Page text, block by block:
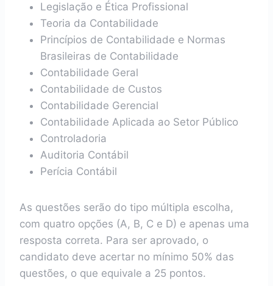
Legislação e Ética Profissional
Teoria da Contabilidade
Princípios de Contabilidade e Normas
Brasileiras de Contabilidade
Contabilidade Geral
Contabilidade de Custos
Contabilidade Gerencial
Contabilidade Aplicada ao Setor Público
Controladoria
Auditoria Contábil
Perícia Contábil
As questões serão do tipo múltipla escolha,
com quatro opções (A, B, C e D) e apenas uma
resposta correta. Para ser aprovado, o
candidato deve acertar no mínimo 50% das
questões, o que equivale a 25 pontos.